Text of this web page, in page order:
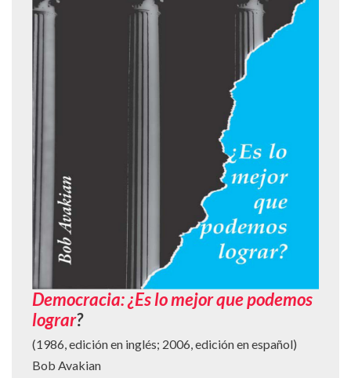
Democracia: ¿Es lo mejor que podemos
lograr?
(1986, edición en inglés; 2006, edición en español)
Bob Avakian